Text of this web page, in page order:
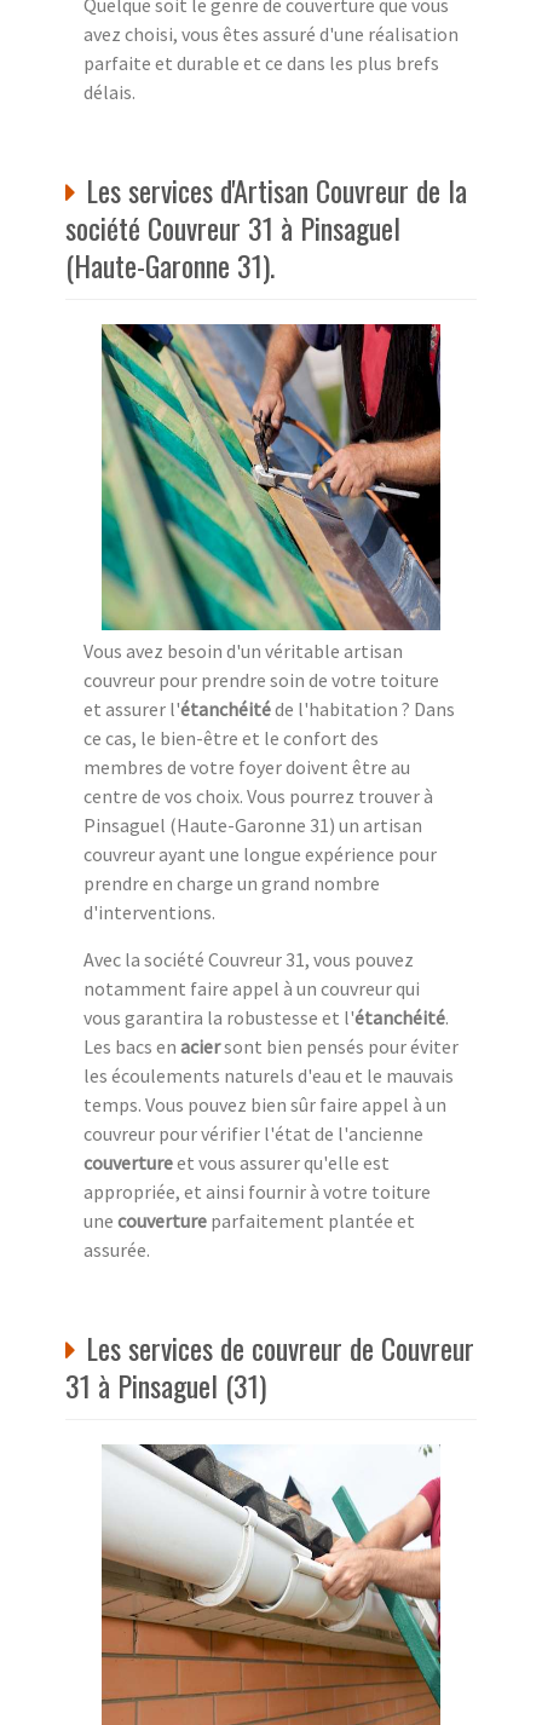
avez choisi, vous êtes assuré d'une réalisation
parfaite et durable et ce dans les plus brefs
délais.
Les services d'Artisan Couvreur de la
société Couvreur 31 à Pinsaguel
(Haute-Garonne 31).
Vous avez besoin d'un véritable artisan
couvreur pour prendre soin de votre toiture
et assurer l'étanchéitéde l'habitation ? Dans
ce cas, le bien-être et le confort des
membres de votre foyer doivent être au
centre de vos choix. Vous pourrez trouver à
Pinsaguel (Haute-Garonne 31) un artisan
couvreur ayant une longue expérience pour
prendre en charge un grand nombre
d'interventions.
Avec la société Couvreur 31, vous pouvez
notamment faire appel à un couvreur qui
vous garantira la robustesse et l'étanchéité.
Les bacs en aciersont bien pensés pour éviter
les écoulements naturels d'eau et le mauvais
temps. Vous pouvez bien sûr faire appel à un
couvreur pour vérifier l'état de l'ancienne
couvertureet vous assurer qu'elle est
appropriée, et ainsi fournir à votre toiture
une couverture parfaitement plantée et
assurée.
Les services de couvreur de Couvreur
31 à Pinsaguel (31)